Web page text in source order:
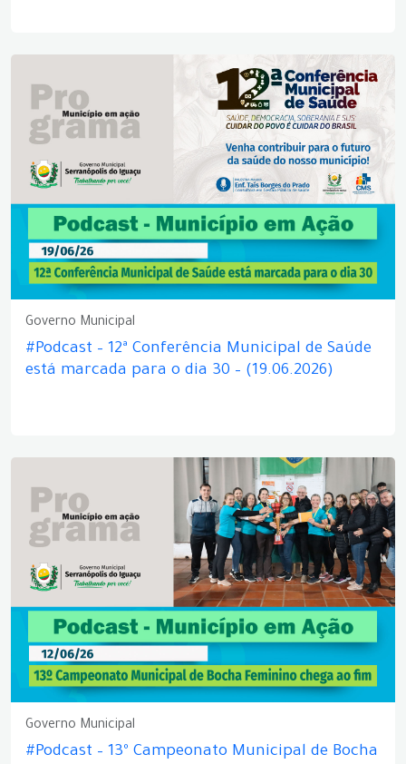
Governo Municipal
#Podcast – 12ª Conferência Municipal de Saúde
está marcada para o dia 30 – (19.06.2026)
Governo Municipal
#Podcast – 13º Campeonato Municipal de Bocha